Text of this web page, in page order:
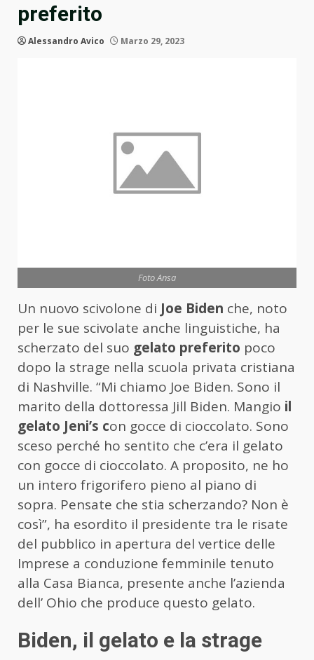
preferito
Alessandro Avico Marzo 29, 2023
Foto Ansa
Un nuovo scivolone di Joe Biden che, noto
per le sue scivolate anche linguistiche, ha
scherzato del suo gelato preferito poco
dopo la strage nella scuola privata cristiana
di Nashville. “Mi chiamo Joe Biden. Sono il
marito della dottoressa Jill Biden. Mangio il
gelato Jeni’s con gocce di cioccolato. Sono
sceso perché ho sentito che c’era il gelato
con gocce di cioccolato. A proposito, ne ho
un intero frigorifero pieno al piano di
sopra. Pensate che stia scherzando? Non è
così”, ha esordito il presidente tra le risate
del pubblico in apertura del vertice delle
Imprese a conduzione femminile tenuto
alla Casa Bianca, presente anche l’azienda
dell’ Ohio che produce questo gelato.
Biden, il gelato e la strage